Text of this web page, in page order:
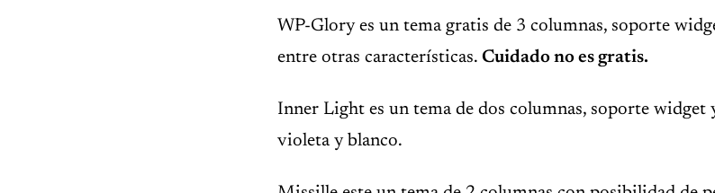
WP-Glory es un tema gratis de 3 columnas, soporte
entre otras características. Cuidado no es gratis.
Inner Light es un tema de dos columnas, soporte widget
violeta y blanco.